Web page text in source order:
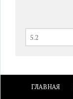
ГЛАВНАЯ